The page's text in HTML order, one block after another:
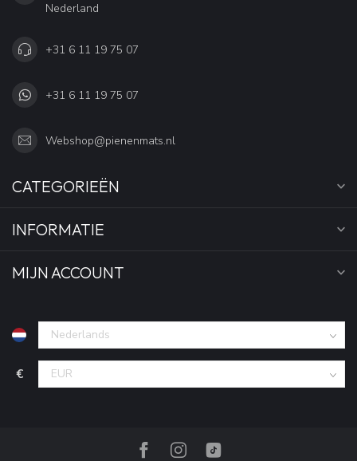
Nederland
+31 6 11 19 75 07
+31 6 11 19 75 07
Webshop@pienenmats.nl
CATEGORIEËN
INFORMATIE
MIJN ACCOUNT
€